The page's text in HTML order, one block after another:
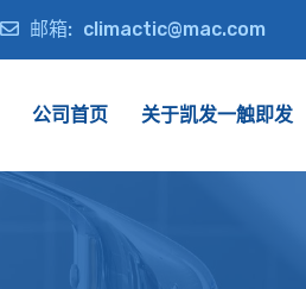
邮箱: climactic@mac.com
公司首页 关于凯发一触即发